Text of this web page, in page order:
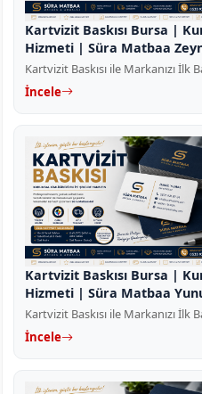
Kartvizit Baskısı Bursa |
Hizmeti | Süra Matbaa
Kartvizit Baskısı ile Markanızı İlk
İncele
Kartvizit Baskısı Bursa |
Hizmeti | Süra Matbaa
Kartvizit Baskısı ile Markanızı İlk
İncele